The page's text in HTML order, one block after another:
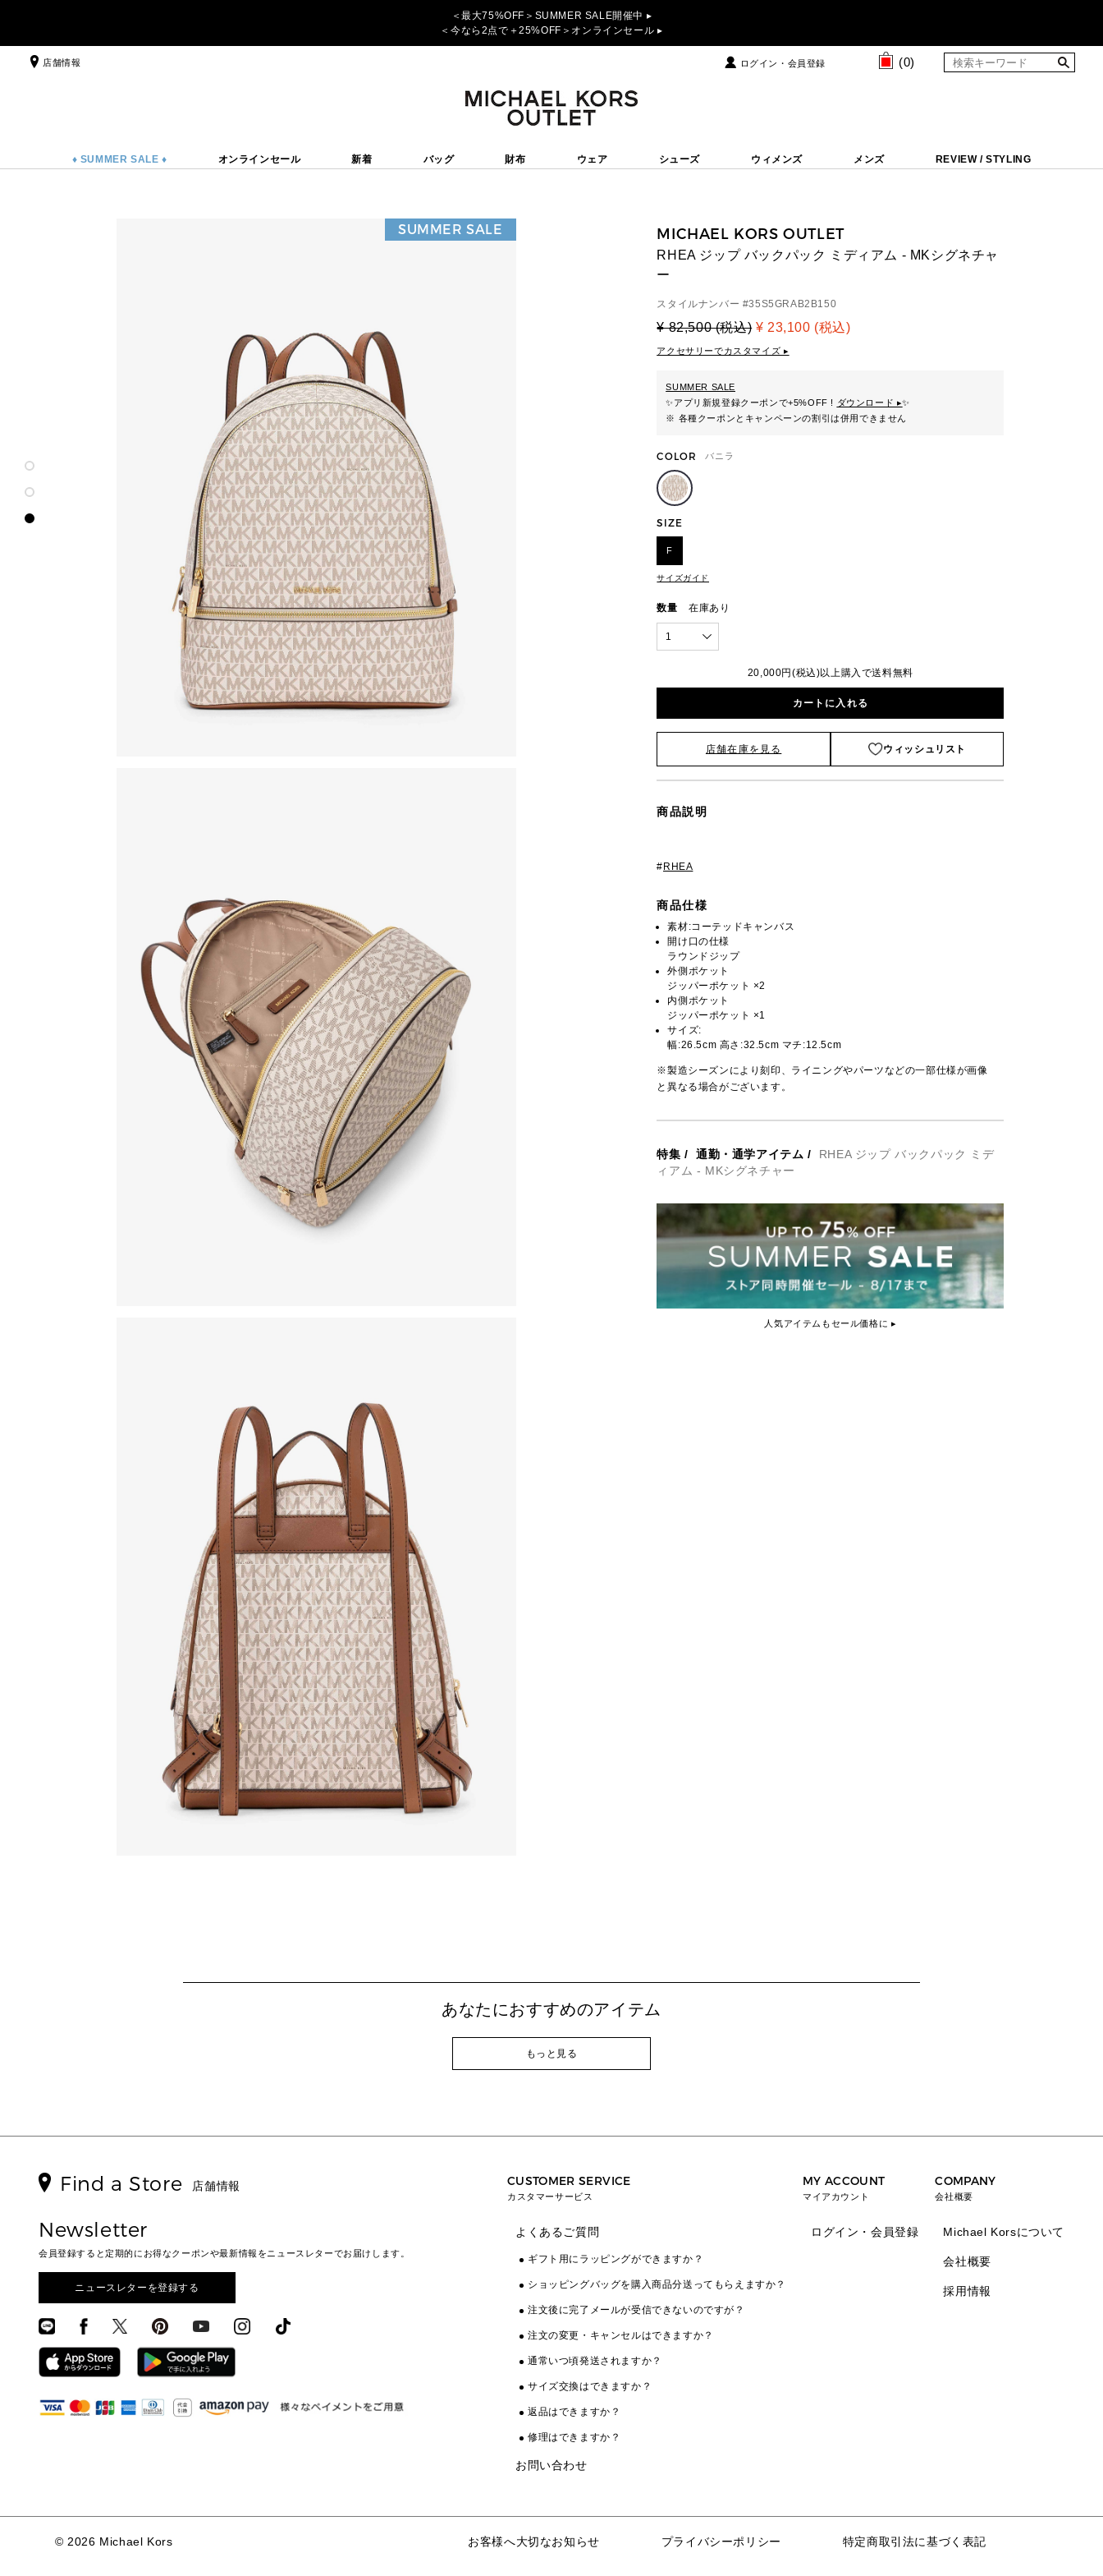
＜最大75%OFF＞SUMMER SALE開催中 ▸
＜今なら2点で＋25%OFF＞オンラインセール ▸
店舗情報 ログイン・会員登録 (0)
♦ SUMMER SALE ♦ オンラインセール 新着 バッグ 財布 ウェア シューズ ウィメンズ メンズ REVIEW / STYLING
SUMMER SALE MICHAEL KORS OUTLET
RHEA ジップ バックパック ミディアム - MKシグネチャ
ー
スタイルナンバー #35S5GRAB2B150
¥ 82,500 (税込) ¥ 23,100 (税込)
アクセサリーでカスタマイズ ▸
SUMMER SALE
✨アプリ新規登録クーポンで+5%OFF ! ダウンロード ▸✨
※ 各種クーポンとキャンペーンの割引は併用できません
COLOR バニラ
SIZE
F
サイズガイド
数量 在庫あり
1
20,000円(税込)以上購入で送料無料
カートに入れる
店舗在庫を見る ウィッシュリスト
商品説明
# RHEA
商品仕様
素材:コーテッドキャンバス
開け口の仕様
ラウンドジップ
外側ポケット
ジッパーポケット ×2
内側ポケット
ジッパーポケット ×1
サイズ:
幅:26.5cm 高さ:32.5cm マチ:12.5cm
※製造シーズンにより刻印、ライニングやパーツなどの一部仕様が画像
と異なる場合がございます。
特集 / 通勤・通学アイテム /
RHEA ジップ バックパック ミデ
ィアム - MKシグネチャー
人気アイテムもセール価格に ▸
あなたにおすすめのアイテム
もっと見る
Find a Store 店舗情報
Newsletter
会員登録すると定期的にお得なクーポンや最新情報をニュースレターでお届けします。
ニュースレターを登録する
CUSTOMER SERVICE
カスタマーサービス
よくあるご質問
ギフト用にラッピングができますか？
ショッピングバッグを購入商品分送ってもらえますか？
注文後に完了メールが受信できないのですが？
注文の変更・キャンセルはできますか？
通常いつ頃発送されますか？
サイズ交換はできますか？
返品はできますか？
修理はできますか？
お問い合わせ
MY ACCOUNT
マイアカウント
ログイン・会員登録
COMPANY
会社概要
Michael Korsについて
会社概要
採用情報
© 2026 Michael Kors お客様へ大切なお知らせ プライバシーポリシー 特定商取引法に基づく表記